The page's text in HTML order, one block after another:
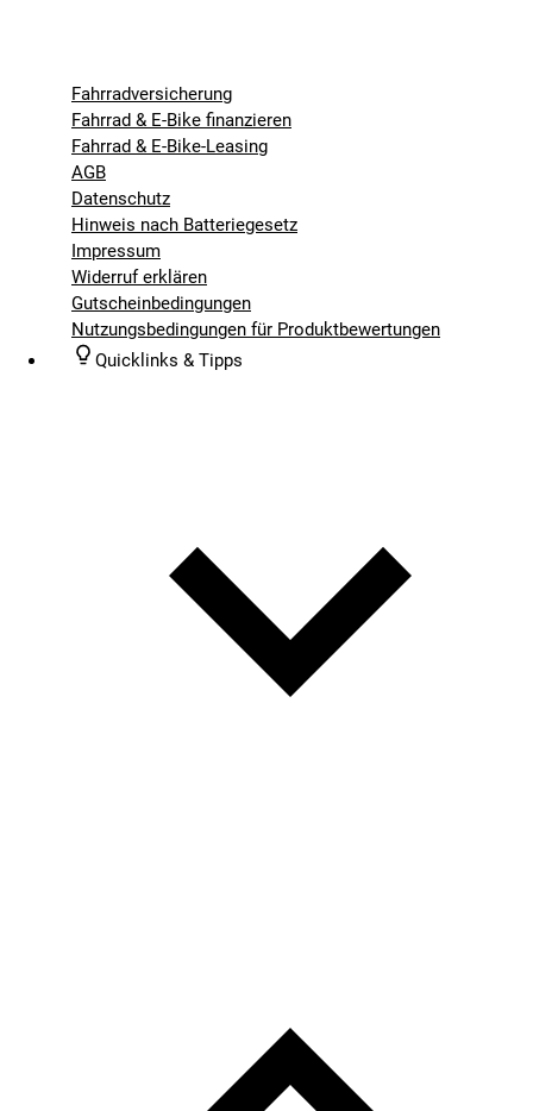
Fahrradversicherung
Fahrrad & E-Bike finanzieren
Fahrrad & E-Bike-Leasing
AGB
Datenschutz
Hinweis nach Batteriegesetz
Impressum
Widerruf erklären
Gutscheinbedingungen
Nutzungsbedingungen für Produktbewertungen
Quicklinks & Tipps